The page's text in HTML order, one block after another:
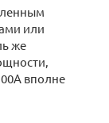
или
же
вполне